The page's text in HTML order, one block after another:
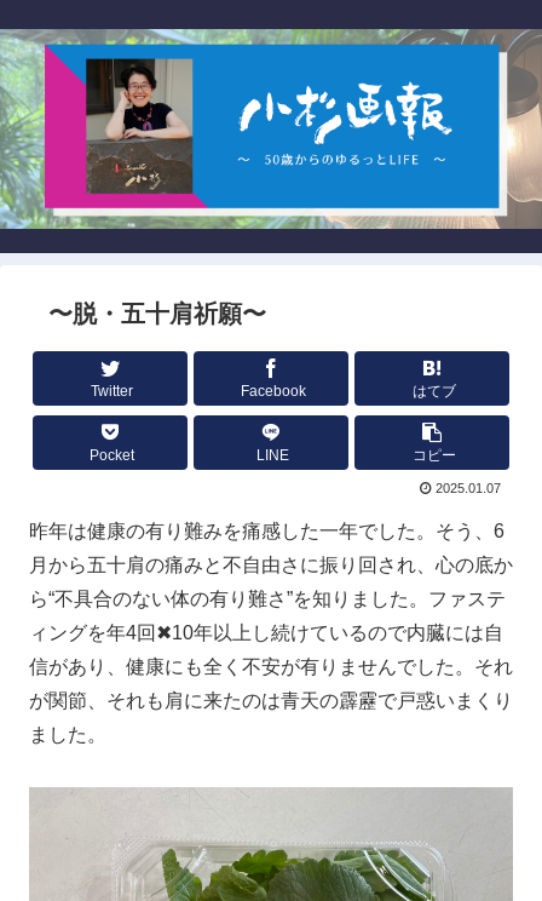
〜脱・五十肩祈願〜
Twitter Facebook はてブ
Pocket LINE コピー
2025.01.07
昨年は健康の有り難みを痛感した一年でした。そう、6
月から五十肩の痛みと不自由さに振り回され、心の底か
ら“不具合のない体の有り難さ”を知りました。ファステ
ィングを年4回✖︎10年以上し続けているので内臓には自
信があり、健康にも全く不安が有りませんでした。それ
が関節、それも肩に来たのは青天の霹靂で戸惑いまくり
ました。